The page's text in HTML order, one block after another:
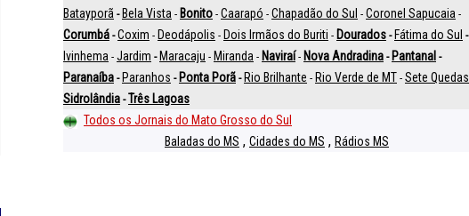
Batayporã - Bela Vista - Bonito - Caarapó - Chapadão do Sul - Coronel Sapucaia -
Corumbá -Coxim - Deodápolis - Dois Irmãos do Buriti - Dourados - Fátima do Sul -
Ivinhema - Jardim - Maracaju - Miranda - Naviraí - Nova Andradina - Pantanal -
Paranaíba - Paranhos - Ponta Porã - Rio Brilhante - Rio Verde de MT - Sete Quedas
Sidrolândia -Três Lagoas
Todos os Jornais do Mato Grosso do Sul
Baladas do MS , Cidades do MS , Rádios MS